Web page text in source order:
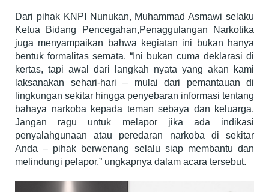
Dari pihak KNPI Nunukan, Muhammad Asmawi selaku
Ketua Bidang Pencegahan,Penaggulangan Narkotika
juga menyampaikan bahwa kegiatan ini bukan hanya
bentuk formalitas semata. “Ini bukan cuma deklarasi di
kertas, tapi awal dari langkah nyata yang akan kami
laksanakan sehari-hari – mulai dari pemantauan di
lingkungan sekitar hingga penyebaran informasi tentang
bahaya narkoba kepada teman sebaya dan keluarga.
Jangan ragu untuk melapor jika ada indikasi
penyalahgunaan atau peredaran narkoba di sekitar
Anda – pihak berwenang selalu siap membantu dan
melindungi pelapor,” ungkapnya dalam acara tersebut.